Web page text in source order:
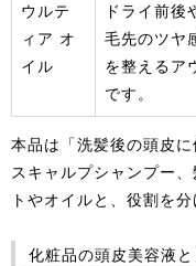
ウルテ
ィア オ
イル
ドライ前後
毛先のツヤ
を整えるア
です。
本品は「洗髪後の頭皮
スキャルプシャンプー
トやオイルと、役割を
化粧品の頭皮美容液